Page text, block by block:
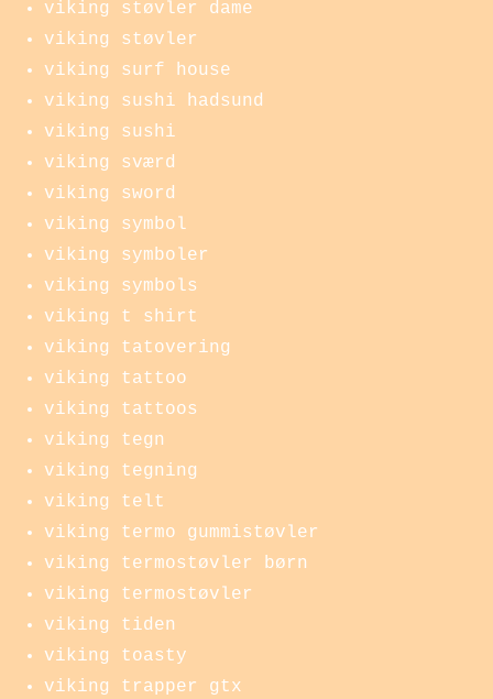
viking støvler dame
viking støvler
viking surf house
viking sushi hadsund
viking sushi
viking sværd
viking sword
viking symbol
viking symboler
viking symbols
viking t shirt
viking tatovering
viking tattoo
viking tattoos
viking tegn
viking tegning
viking telt
viking termo gummistøvler
viking termostøvler børn
viking termostøvler
viking tiden
viking toasty
viking trapper gtx